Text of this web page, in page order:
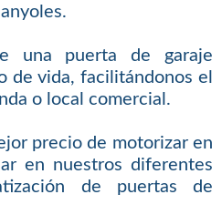
una puerta de garaje
de vida, facilitándonos el
o local comercial.
precio de motorizar en
en nuestros diferentes
de puertas de